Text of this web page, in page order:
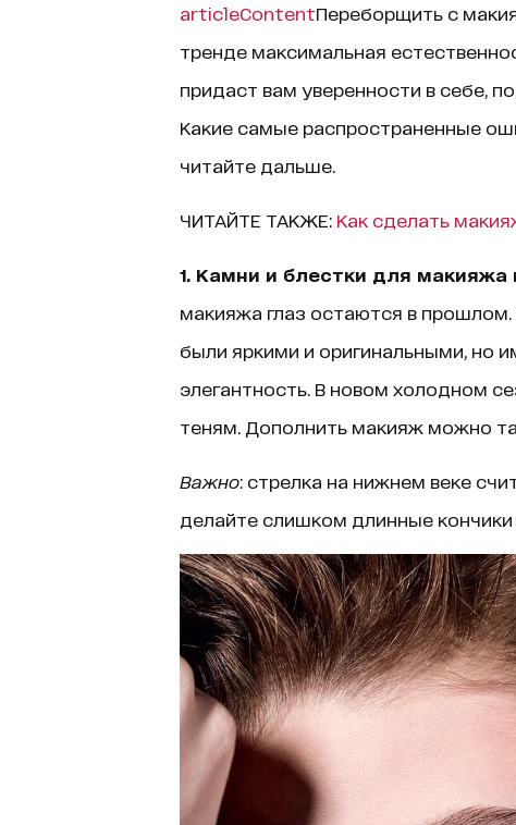
articleContentПереборщить с
тренде максимальная
придаст вам уверенности в себе,
Какие самые распространенные
читайте дальше.
ЧИТАЙТЕ ТАКЖЕ: Как сделать
1. Камни и блестки для макияжа
макияжа глаз остаются в
были яркими и оригинальными, но
элегантность. В новом холодном
теням. Дополнить макияж можно
Важно: стрелка на нижнем веке
делайте слишком длинные кончики